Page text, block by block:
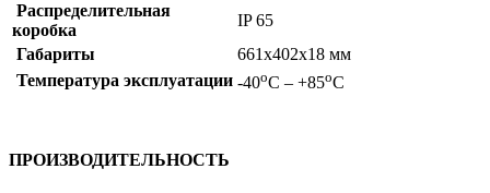
Распределительная
коробка
IP 65
Габариты
661х402х18 мм
Температура эксплуатации -40оС – +85оС
ПРОИЗВОДИТЕЛЬНОСТЬ